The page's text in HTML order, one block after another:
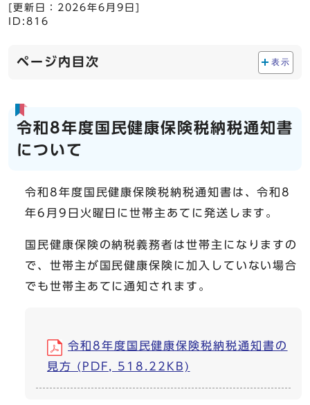
[更新日： 2026年6月9日
ID:816
ページ内目次 表示
令和8年度国民健康保険税納税通知書
について
令和8年度国民健康保険税納税通知書は、令和8
年6月9日火曜日に世帯主あてに発送します。
国民健康保険の納税義務者は世帯主になりますの
で、世帯主が国民健康保険に加入していない場合
でも世帯主あてに通知されます。
令和8年度国民健康保険税納税通知書の
見方 (PDF, 518.22KB)